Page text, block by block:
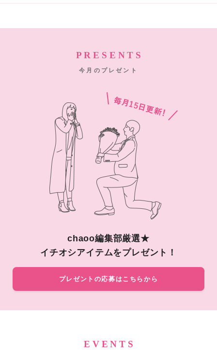
PRESENTS
今月のプレゼント
chaoo編集部厳選★
イチオシアイテムをプレゼント！
プレゼントの応募はこちらから
EVENTS